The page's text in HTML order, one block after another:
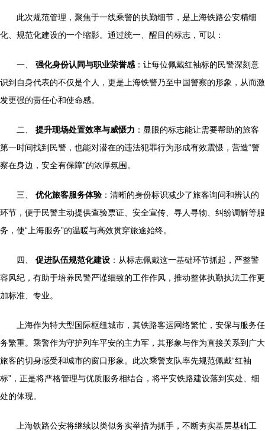
此次规范管理，聚焦于一线乘警的执勤细节，是上海铁路公安精细
化、规范化建设的一个缩影。通过统一、醒目的标志，可以：
一、 强化身份认同与职业荣誉感 ：让每位佩戴红袖标的民警深刻意
识到自身代表的不仅是个人，更是上海铁警乃至中国警察的形象，从而激
发更强的责任心和使命感。
二、 提升现场处置效率与威慑力 ：显眼的标志能让需要帮助的旅客
第一时间找到民警，也能对潜在的违法犯罪行为形成有效震慑，营造“警
察在身边，安全有保障”的浓厚氛围。
三、 优化旅客服务体验 ：清晰的身份标识减少了旅客询问和辨认的
环节，便于民警主动提供查验票证、安全宣传、寻人寻物、纠纷调解等服
务，使“上海服务”的温暖与高效贯穿旅途始终。
四、 促进队伍规范化建设 ：从标志佩戴这一基础环节抓起，严整警
容风纪，有助于培养民警严谨细致的工作作风，推动整体执勤执法工作更
加标准、专业。
上海作为特大型国际枢纽城市，其铁路客运网络繁忙，安保与服务任
务繁重。乘警作为守护列车平安的主力军，其形象与作为直接关系到广大
旅客的切身感受和城市的窗口形象。此次乘警支队率先规范佩戴“红袖
标”，正是将严格管理与优质服务相结合，将平安铁路建设落到实处、细
处的体现。
上海铁路公安将继续以类似务实举措为抓手，不断夯实基层基础工